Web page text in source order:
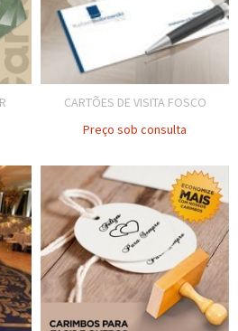
CARTÕES DE VISITA FOSCO
Preço sob consulta